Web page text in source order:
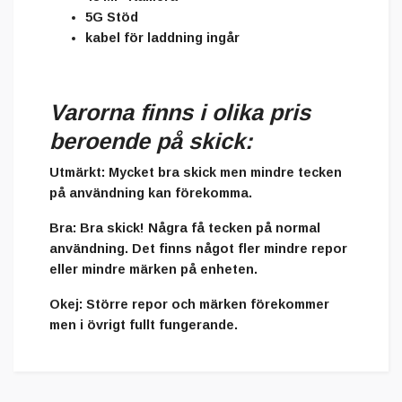
5G Stöd
kabel för laddning ingår
Varorna finns i olika pris
beroende på skick:
Utmärkt: Mycket bra skick men mindre tecken
på användning kan förekomma.
Bra: Bra skick! Några få tecken på normal
användning. Det finns något fler mindre repor
eller mindre märken på enheten.
Okej: Större repor och märken förekommer
men i övrigt fullt fungerande.